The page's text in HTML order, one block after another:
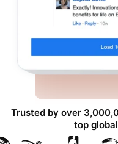
Trusted by over
top